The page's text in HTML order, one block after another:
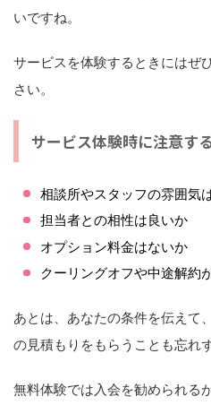
いですね。
サービスを体験するときにはぜ
さい。
サービス体験時に注意す
相談所やスタッフの雰囲気
担当者との相性は良いか
オプション料金はないか
クーリングオフや中途解約
あとは、あなたの条件を伝えて、
の見積もりをもらう ことも忘れ
無料体験では入会を勧められる